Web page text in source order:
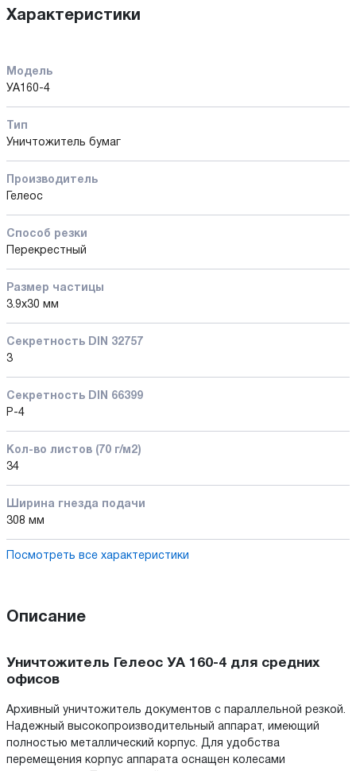
Характеристики
Модель
УА160-4
Тип
Уничтожитель бумаг
Производитель
Гелеос
Способ резки
Перекрестный
Размер частицы
3.9x30 мм
Секретность DIN 32757
3
Секретность DIN 66399
P-4
Кол-во листов (70 г/м2)
34
Ширина гнезда подачи
308 мм
Посмотреть все характеристики
Описание
Уничтожитель Гелеос УА 160-4 для средних
офисов
Архивный уничтожитель документов с параллельной резкой.
Надежный высокопроизводительный аппарат, имеющий
полностью металлический корпус. Для удобства
перемещения корпус аппарата оснащен колесами